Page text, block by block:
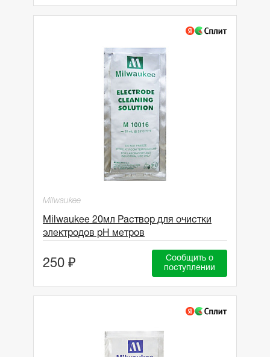
Milwaukee
Milwaukee 20мл Раствор для очистки
электродов рН метров
250 ₽
Сообщить о
поступлении